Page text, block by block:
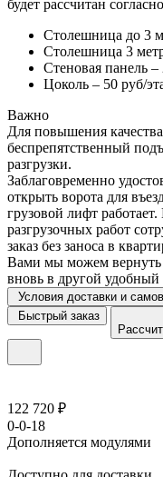
будет рассчитан
Столешница до 3
Столешница 3
Стеновая панель
Цоколь – 50 руб/
Важно
Для повышения
беспрепятственный
разгрузки.
Заблаговременно
открыть ворота для
грузовой лифт
разгрузочных работ
заказ без заноса в
Вами мы можем вернуть
вновь в другой удобный
Условия доставки и
Быстрый заказ
122 720 ₽
0-0-18
Дополняется модулями